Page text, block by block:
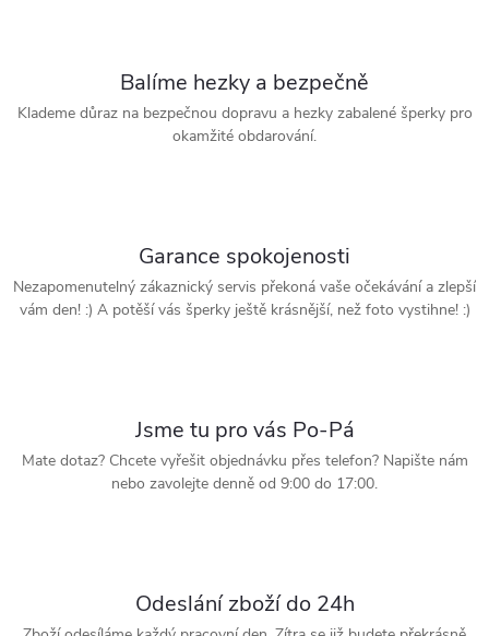
Balíme hezky a bezpečně
Klademe důraz na bezpečnou dopravu a hezky zabalené šperky pro
okamžité obdarování.
Garance spokojenosti
Nezapomenutelný zákaznický servis překoná vaše očekávání a zlepší
vám den! :) A potěší vás šperky ještě krásnější, než foto vystihne! :)
Jsme tu pro vás Po-Pá
Mate dotaz? Chcete vyřešit objednávku přes telefon? Napište nám
nebo zavolejte denně od 9:00 do 17:00.
Odeslání zboží do 24h